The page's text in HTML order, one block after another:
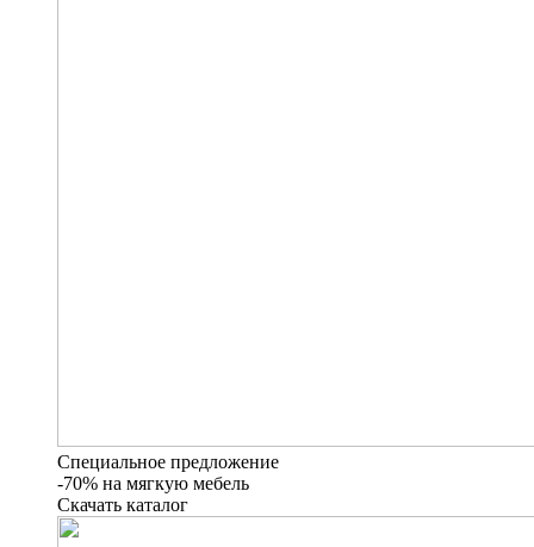
Специальное предложение
-70% на мягкую мебель
Скачать каталог